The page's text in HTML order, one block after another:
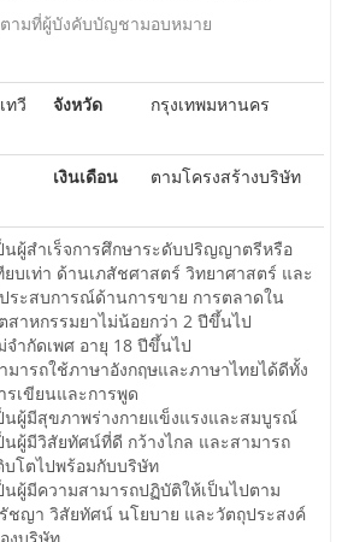
ามที่ผู้บังคับบัญชามอบหมาย
ทวี จังหวัด กรุงเทพมหานคร
เงินเดือน ตามโครงสร้างบริษัท
นผู้สำเร็จการศึกษาระดับปริญญาตรีหรือ
ยบเท่า ด้านเภสัชศาสตร์ วิทยาศาสตร์ และ
ระสบการณ์ด้านการขาย การตลาดใน
สาหกรรมยาไม่น้อยกว่า 2 ปีขึ้นไป
จำกัดเพศ อายุ 18 ปีขึ้นไป
มารถใช้ภาษาอังกฤษและภาษาไทยได้ดีทั้ง
รเขียนและการพูด
นผู้มีสุขภาพร่างกายแข็งแรงและสมบูรณ์
นผู้มีวิสัยทัศน์ที่ดี กว้างไกล และสามารถ
บโตไปพร้อมกับบริษัท
นผู้มีความสามารถปฏิบัติให้เป็นไปตาม
ชญา วิสัยทัศน์ นโยบาย และวัตถุประสงค์